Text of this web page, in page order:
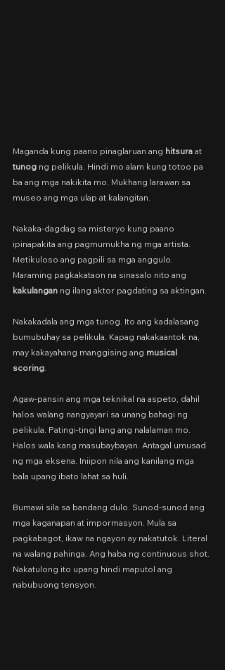
Maganda kung paano pinaglaruan ang hitsura at
tunog ng pelikula. Hindi mo alam kung totoo pa
ba ang mga nakikita mo. Mukhang larawan sa
museo ang mga ulap at kalangitan.
Nakaka-dagdag sa misteryo kung paano
ipinapakita ang pagmumukha ng mga artista.
Metikuloso ang pagpili sa mga anggulo.
Maraming pagkakataon na sinasalo nito ang
kakulangan ng ilang aktor pagdating sa aktingan.
Nakakadala ang mga tunog. Ito ang kadalasang
bumubuhay sa pelikula. Kapag nakakaantok na,
may kakayahang manggising ang musical
scoring.
Agaw-pansin ang mga teknikal na aspeto, dahil
halos walang nangyayari sa unang bahagi ng
pelikula. Patingi-tingi lang ang nalalaman mo.
Halos wala kang masubaybayan. Antagal umusad
ng mga eksena. Iniipon nila ang kanilang mga
bala upang ibato lahat sa huli.
Bumawi sila sa bandang dulo. Sunod-sunod ang
mga kaganapan at impormasyon. Mula sa
pagkabagot, ikaw na ngayon ay nakatutok. Literal
na walang pahinga. Ang haba ng continuous shot.
Nakatulong ito upang hindi maputol ang
nabubuong tensyon.